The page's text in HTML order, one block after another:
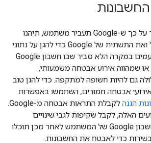
כאשר אתה מסתמך על כך ש-Google תעביר משתמש, תיהנו
באופן אוטומטי מכל ואת התשתית של Google כדי להגן על נתוני
המשתמש. אבל, לפעמים במקרה הלא סביר שבו חשבון Google
שמהווה אירוע אבטחה משמעותי,
גם להיות חשופה למתקפה. כדי להגן טוב
אבטחה חמורים, השתמשו באפשרות
הגנה
לקבלת התראות אבטחה מ-Google.
האלה, לקבל שקיפות לגבי שינויים
חשובים באבטחת חשבון Google של המשתמש לאחר מכן תוכלו
כדי לאבטח את החשבונות.